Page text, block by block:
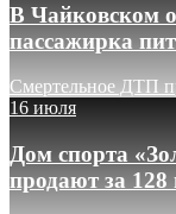
В Чайковском
пассажирка
Смертельное ДТП
16 июля
Дом спорта
продают за